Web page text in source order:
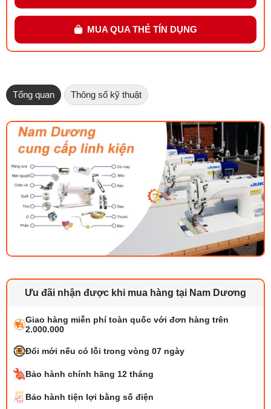
MUA QUA THẺ TÍN DỤNG
Tổng quan Thông số kỹ thuật
Ưu đãi nhận được khi mua hàng tại Nam Dương
Giao hàng miễn phí toàn quốc với đơn hàng trên
2.000.000
Đổi mới nếu có lỗi trong vòng 07 ngày
Bảo hành chính hãng 12 tháng
Bảo hành tiện lợi bằng số điện